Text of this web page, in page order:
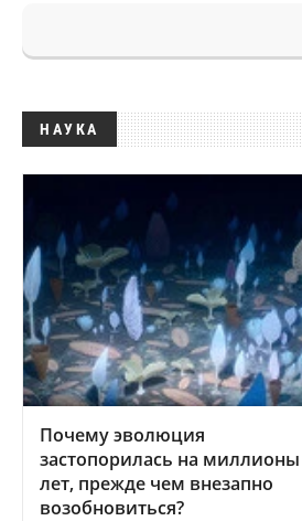
НАУКА
Почему эволюция
застопорилась на миллионы
лет, прежде чем внезапно
возобновиться?